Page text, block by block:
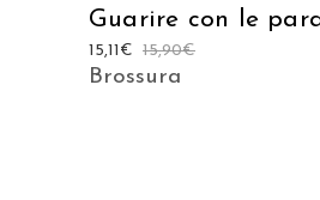
Guarire con le
15,90€
15,11 €
Brossura